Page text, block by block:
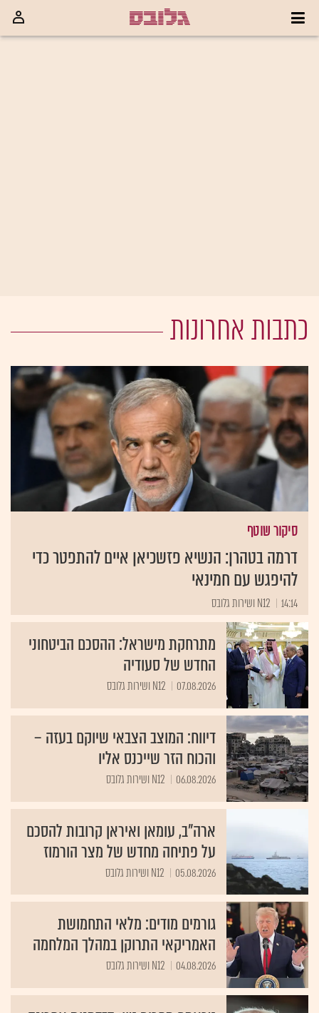
כתבות אחרונות
סיקור שוטף
דרמה בטהרן: הנשיא פזשכיאן איים להתפטר כדי
להיפגש עם חמינאי
14:14 N12 ושירות גלובס
מתרחקת מישראל: ההסכם הביטחוני
החדש של סעודיה
07.08.2026 N12 ושירות גלובס
דיווח: המוצב הצבאי שיוקם בעזה –
והכוח הזר שייכנס אליו
06.08.2026 N12 ושירות גלובס
ארה"ב, עומאן ואיראן קרובות להסכם
על פתיחה מחדש של מצר הורמוז
05.08.2026 N12 ושירות גלובס
גורמים מודים: מלאי התחמושת
האמריקאי התרוקן במהלך המלחמה
04.08.2026 N12 ושירות גלובס